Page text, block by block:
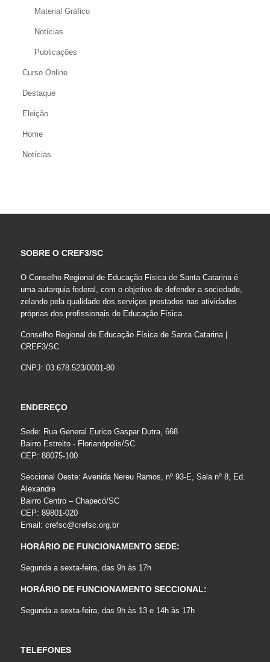
Material Gráfico
Notícias
Publicações
Curso Online
Destaque
Eleição
Home
Notícias
SOBRE O CREF3/SC
O Conselho Regional de Educação Física de Santa Catarina é
uma autarquia federal, com o objetivo de defender a sociedade,
zelando pela qualidade dos serviços prestados nas atividades
próprias dos profissionais de Educação Física.
Conselho Regional de Educação Física de Santa Catarina |
CREF3/SC
CNPJ: 03.678.523/0001-80
ENDEREÇO
Sede: Rua General Eurico Gaspar Dutra, 668
Bairro Estreito - Florianópolis/SC
CEP: 88075-100
Seccional Oeste: Avenida Nereu Ramos, nº 93-E, Sala nº 8, Ed.
Alexandre
Bairro Centro – Chapecó/SC
CEP: 89801-020
Email: crefsc@crefsc.org.br
HORÁRIO DE FUNCIONAMENTO SEDE:
Segunda a sexta-feira, das 9h às 17h
HORÁRIO DE FUNCIONAMENTO SECCIONAL:
Segunda a sexta-feira, das 9h às 13 e 14h às 17h
TELEFONES